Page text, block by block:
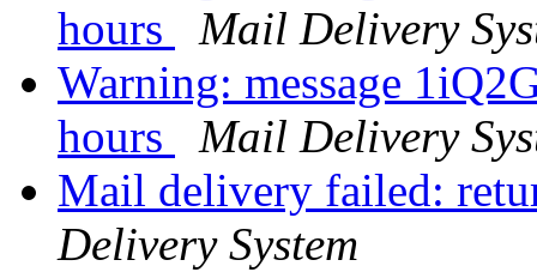
hours
Mail Delivery
Warning: message
hours
Mail Delivery
Mail delivery failed:
Delivery System